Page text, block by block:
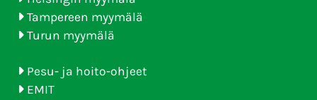
Tampereen myymälä
Turun myymälä
Pesu- ja hoito-ohjeet
EMIT